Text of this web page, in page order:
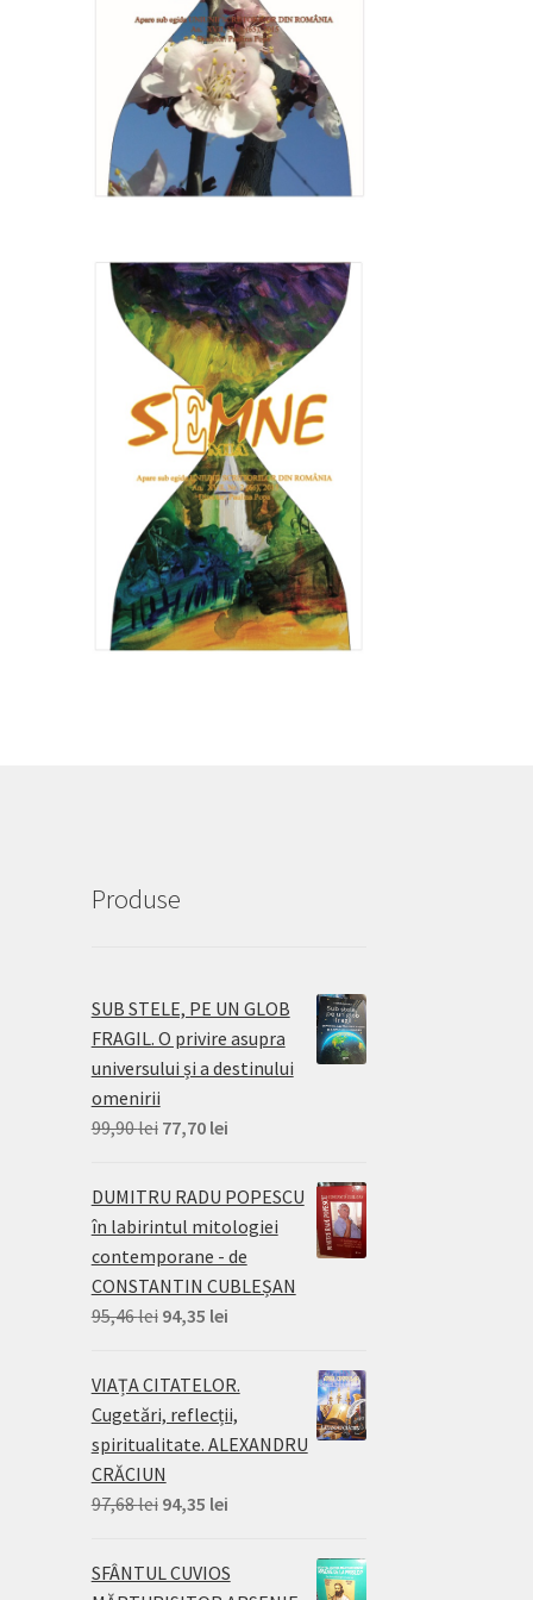
Produse
SUB STELE, PE UN GLOB
FRAGIL. O privire asupra
universului și a destinului
omenirii
99,90lei Prețul
a
fost:
77,70 leiPrețul
este:
77,70 lei.
DUMITRU RADU POPESCU
în labirintul mitologiei
contemporane - de
CONSTANTIN CUBLEȘAN
95,46lei Prețul
a
fost:
95,46 lei.
94,35 leiPrețul
este:
94,35 lei.
VIAȚA CITATELOR.
Cugetări, reflecții,
spiritualitate. ALEXANDRU
CRĂCIUN
97,68lei Prețul
a
fost:
94,35 leiPrețul
este:
94,35 lei.
SFÂNTUL CUVIOS